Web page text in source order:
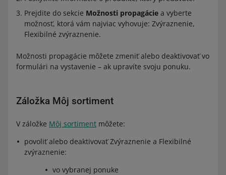
Prejdite do sekcie Možnosti propagácie a vyberte
možnosť, ktorá vám najviac vyhovuje: Zvýraznenie,
Flexibilné zvýraznenie.
Možnosti propagácie môžete zmeniť alebo deaktivovať vo
formulári na vystavenie – ak upravíte svoju ponuku.
Záložka Môj sortiment
V záložke Môj sortiment môžete:
povoliť alebo deaktivovať Zvýraznenie a Flexibilné
zvýraznenie:
vo vybranej ponuke